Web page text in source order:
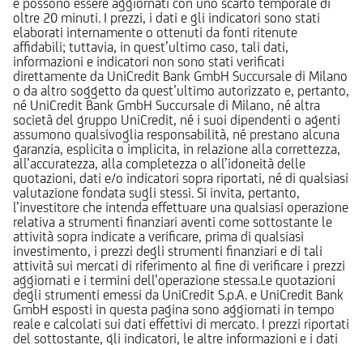
oltre 20 minuti. I prezzi, i dati e gli indicatori sono stati
elaborati internamente o ottenuti da fonti ritenute
affidabili; tuttavia, in quest’ultimo caso, tali dati,
informazioni e indicatori non sono stati verificati
direttamente da UniCredit Bank GmbH Succursale di Milano
o da altro soggetto da quest’ultimo autorizzato e, pertanto,
né UniCredit Bank GmbH Succursale di Milano, né altra
società del gruppo UniCredit, né i suoi dipendenti o agenti
assumono qualsivoglia responsabilità, né prestano alcuna
garanzia, esplicita o implicita, in relazione alla correttezza,
all’accuratezza, alla completezza o all’idoneità delle
quotazioni, dati e/o indicatori sopra riportati, né di qualsiasi
valutazione fondata sugli stessi. Si invita, pertanto,
l’investitore che intenda effettuare una qualsiasi operazione
relativa a strumenti finanziari aventi come sottostante le
attività sopra indicate a verificare, prima di qualsiasi
investimento, i prezzi degli strumenti finanziari e di tali
attività sui mercati di riferimento al fine di verificare i prezzi
aggiornati e i termini dell’operazione stessa.Le quotazioni
degli strumenti emessi da UniCredit S.p.A. e UniCredit Bank
GmbH esposti in questa pagina sono aggiornati in tempo
reale e calcolati sui dati effettivi di mercato. I prezzi riportati
del sottostante, gli indicatori, le altre informazioni e i dati